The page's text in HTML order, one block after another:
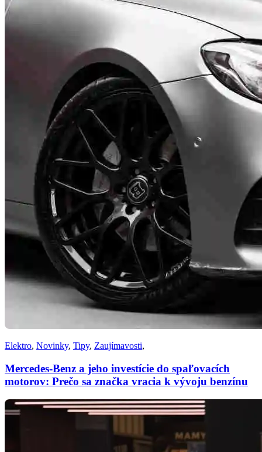
Elektro, Novinky, Tipy, Zaujímavosti,
Mercedes-Benz a jeho investície do spaľovacích
motorov: Prečo sa značka vracia k vývoju benzínu